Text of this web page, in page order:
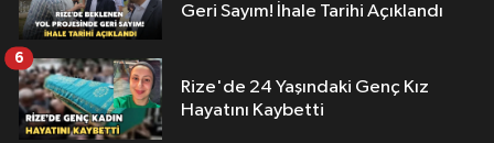
Geri Sayım! İhale Tarihi Açıklandı
Rize'de 24 Yaşındaki Genç Kız
Hayatını Kaybetti
6